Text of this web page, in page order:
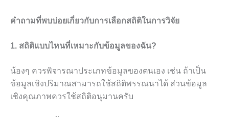
คำถามที่พบบ่อยเกี่ยวกับการเลือกสถิติในการวิจัย
1. สถิติแบบไหนที่เหมาะกับข้อมูลของฉัน?
น้องๆ ควรพิจารณาประเภทข้อมูลของตนเอง เช่น ถ้าเป็น
ข้อมูลเชิงปริมาณสามารถใช้สถิติพรรณนาได้ ส่วนข้อมูล
เชิงคุณภาพควรใช้สถิติอนุมานครับ